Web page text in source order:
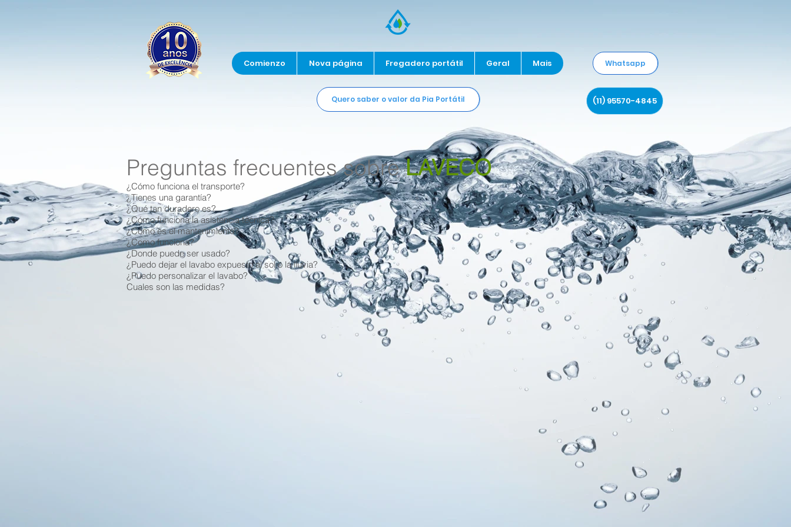
Comienzo Nova página Fregadero portátil Geral Mais
Quero saber o valor da Pia Portátil
Whatsapp
(11) 95570-4845
Preguntas frecuentes sobreLAVECO
¿Cómo funciona el transporte?
¿Tienes una garantía?
¿Qué tan duradero es?
¿Cómo funciona la asistencia técnica?
¿Cómo es el mantenimiento?
¿Como funciona?
¿Donde puede ser usado?
¿Puedo dejar el lavabo expuesto al sol o la lluvia?
¿Puedo personalizar el lavabo?
Cuales son las medidas?